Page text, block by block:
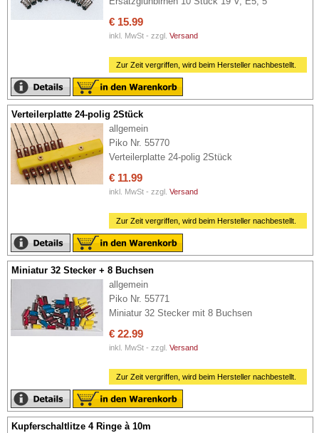
€ 15.99
inkl. MwSt - zzgl. Versand
Zur Zeit vergriffen, wird beim Hersteller nachbestellt.
Verteilerplatte 24-polig 2Stück
allgemein
Piko Nr. 55770
Verteilerplatte 24-polig 2Stück
€ 11.99
inkl. MwSt - zzgl. Versand
Zur Zeit vergriffen, wird beim Hersteller nachbestellt.
Miniatur 32 Stecker + 8 Buchsen
allgemein
Piko Nr. 55771
Miniatur 32 Stecker mit 8 Buchsen
€ 22.99
inkl. MwSt - zzgl. Versand
Zur Zeit vergriffen, wird beim Hersteller nachbestellt.
Kupferschaltlitze 4 Ringe à 10m